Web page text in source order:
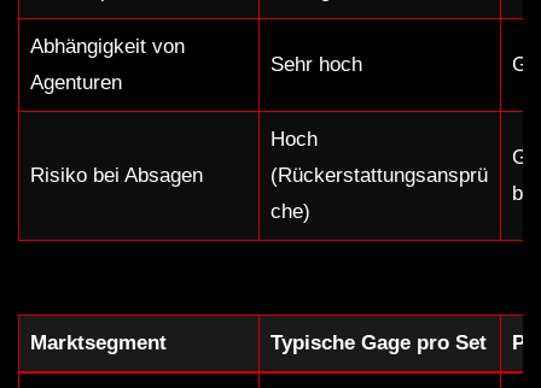
Abhängigkeit von
Agenturen
Sehr hoch
Risiko bei Absagen
Hoch
(Rückerstattungsansprü
che)
Marktsegment Typische Gage pro Set